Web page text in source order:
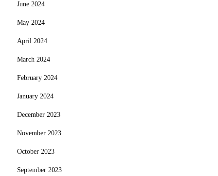
June 2024
May 2024
April 2024
March 2024
February 2024
January 2024
December 2023
November 2023
October 2023
September 2023